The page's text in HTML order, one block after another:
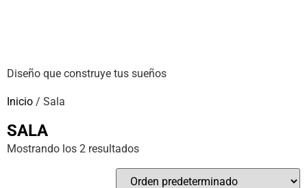
Diseño que construye tus sueños
Inicio / Sala
SALA
Mostrando los 2 resultados